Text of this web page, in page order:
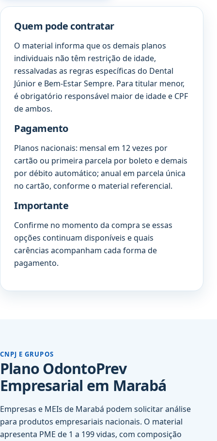
Quem pode contratar
O material informa que os demais planos
individuais não têm restrição de idade,
ressalvadas as regras específicas do Dental
Júnior e Bem-Estar Sempre. Para titular menor,
é obrigatório responsável maior de idade e CPF
de ambos.
Pagamento
Planos nacionais: mensal em 12 vezes por
cartão ou primeira parcela por boleto e demais
por débito automático; anual em parcela única
no cartão, conforme o material referencial.
Importante
Confirme no momento da compra se essas
opções continuam disponíveis e quais
carências acompanham cada forma de
pagamento.
CNPJ E GRUPOS
Plano OdontoPrev
Empresarial em Marabá
Empresas e MEIs de Marabá podem solicitar análise
para produtos empresariais nacionais. O material
apresenta PME de 1 a 199 vidas, com composição